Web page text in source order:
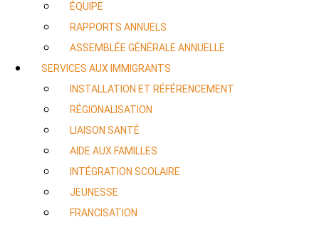
ÉQUIPE
RAPPORTS ANNUELS
ASSEMBLÉE GÉNÉRALE ANNUELLE
SERVICES AUX IMMIGRANTS
INSTALLATION ET RÉFÉRENCEMENT
RÉGIONALISATION
LIAISON SANTÉ
AIDE AUX FAMILLES
INTÉGRATION SCOLAIRE
JEUNESSE
FRANCISATION